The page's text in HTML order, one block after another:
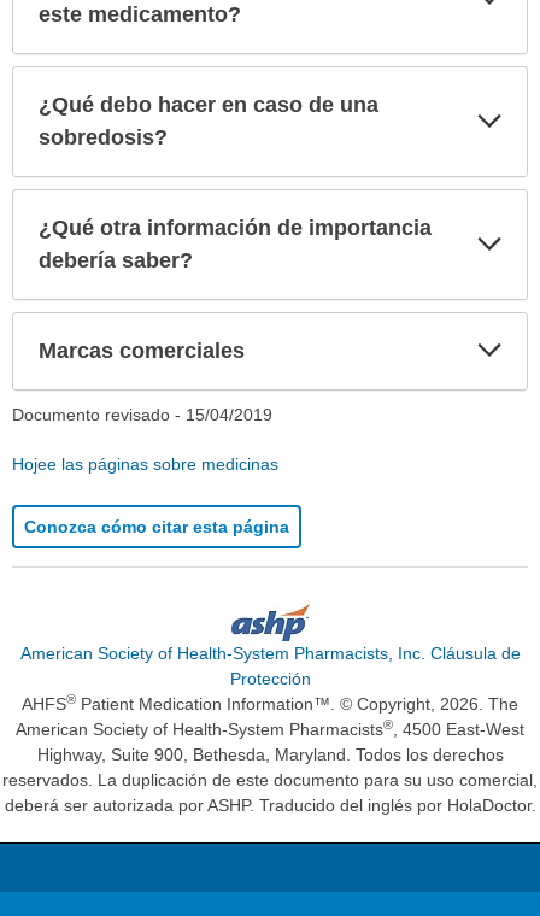
este medicamento?
¿Qué debo hacer en caso de una
sobredosis?
¿Qué otra información de importancia
debería saber?
Marcas comerciales
Documento revisado - 15/04/2019
Hojee las páginas sobre medicinas
Conozca cómo citar esta página
American Society of Health-System Pharmacists, Inc. Cláusula de
Protección
AHFS® Patient Medication Information™. © Copyright, 2026. The
American Society of Health-System Pharmacists®, 4500 East-West
Highway, Suite 900, Bethesda, Maryland. Todos los derechos
reservados. La duplicación de este documento para su uso comercial,
deberá ser autorizada por ASHP. Traducido del inglés por HolaDoctor.